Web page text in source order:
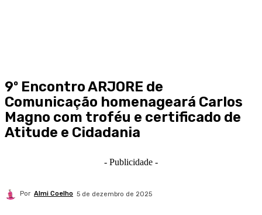
9º Encontro ARJORE de
Comunicação homenageará Carlos
Magno com troféu e certificado de
Atitude e Cidadania
- Publicidade -
Por Almi Coelho 5 de dezembro de 2025